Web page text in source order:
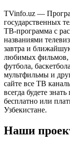
TVinfo.uz —
государственных
ТВ-программа с
названиями
завтра и
любимых фильмов,
футбола,
мультфильмы и
сайте все ТВ
всегда будете
бесплатно или
Узбекистане.
Наши